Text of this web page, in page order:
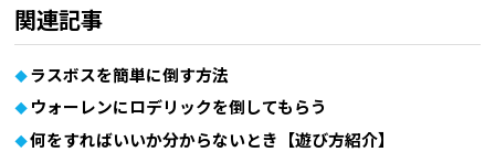
関連記事
ラスボスを簡単に倒す方法
ウォーレンにロデリックを倒してもらう
何をすればいいか分からないとき【遊び方紹介】